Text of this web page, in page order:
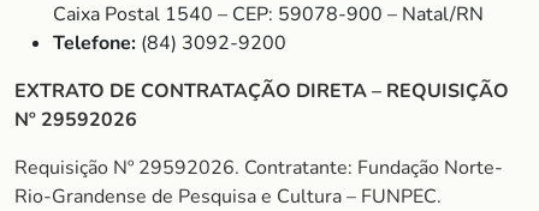
Caixa Postal 1540 – CEP: 59078-900 – Natal/RN
Telefone: (84) 3092-9200
EXTRATO DE CONTRATAÇÃO DIRETA – REQUISIÇÃO
Nº 29592026
Requisição Nº 29592026. Contratante: Fundação Norte-
Rio-Grandense de Pesquisa e Cultura – FUNPEC.